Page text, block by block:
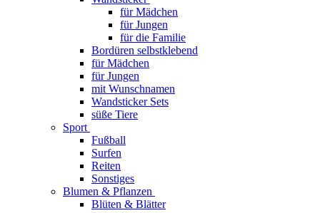
für Mädchen
für Jungen
für die Familie
Bordüren selbstklebend
für Mädchen
für Jungen
mit Wunschnamen
Wandsticker Sets
süße Tiere
Sport
Fußball
Surfen
Reiten
Sonstiges
Blumen & Pflanzen
Blüten & Blätter